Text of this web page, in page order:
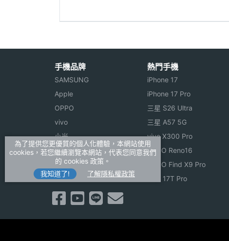
手機品牌
SAMSUNG
Apple
OPPO
vivo
小米
ASUS
Sony
realme
熱門手機
iPhone 17
iPhone 17 Pro
三星 S26 Ultra
三星 A57 5G
vivo X300 Pro
OPPO Reno16
OPPO Find X9 Pro
小米 17T Pro
為了提供您更優質的個人化體驗，本網站使用
cookies，若您繼續瀏覽本網站，代表您同意我們
的 cookies 政策。
我知道了!
了解隱私權政策